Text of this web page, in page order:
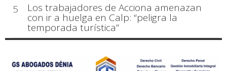
5
Los trabajadores de Acciona amenazan
con ir a huelga en Calp: “peligra la
temporada turística”